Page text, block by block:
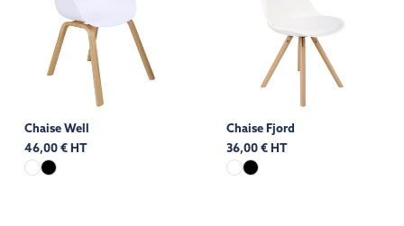
Chaise Well
46,00 € HT
Chaise Fjord
36,00 € HT